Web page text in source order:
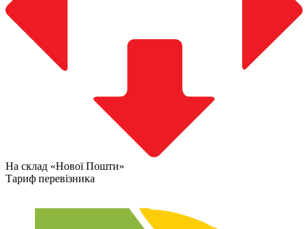
На склад «Нової Пошти»
Тариф перевізника